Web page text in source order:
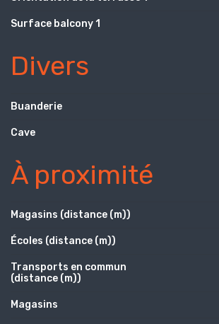
Surface balcony 1
Divers
Buanderie
Cave
À proximité
Magasins (distance (m))
Écoles (distance (m))
Transports en commun
(distance (m))
Magasins